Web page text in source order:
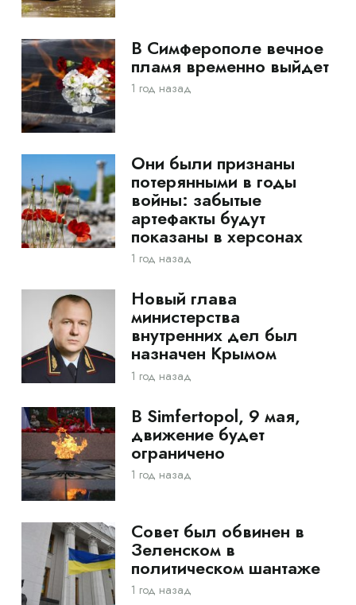
В Симферополе вечное
пламя временно выйдет
1 год назад
Они были признаны
потерянными в годы
войны: забытые
артефакты будут
показаны в херсонах
1 год назад
Новый глава
министерства
внутренних дел был
назначен Крымом
1 год назад
В Simfertopol, 9 мая,
движение будет
ограничено
1 год назад
Совет был обвинен в
Зеленском в
политическом шантаже
1 год назад